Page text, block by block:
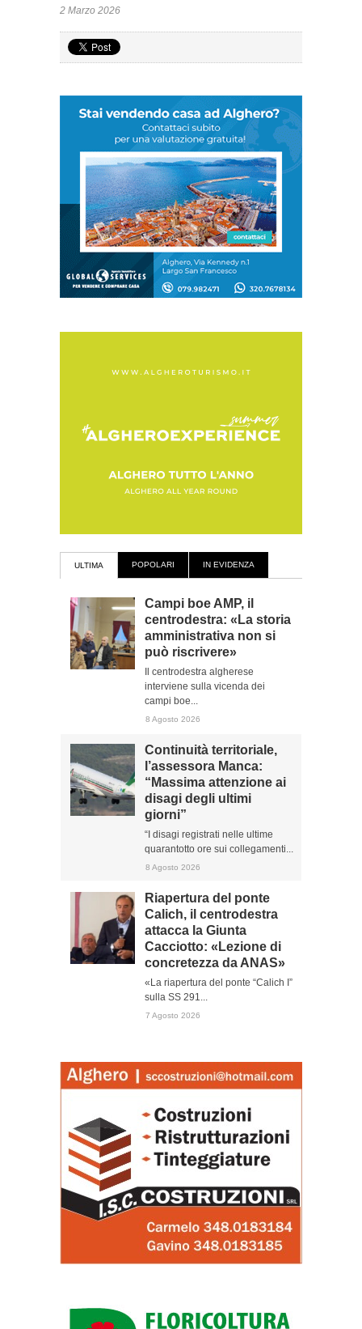
2 Marzo 2026
ULTIMA POPOLARI IN EVIDENZA
Campi boe AMP, il
centrodestra: «La storia
amministrativa non si
può riscrivere»
Il centrodestra algherese
interviene sulla vicenda dei
campi boe...
8 Agosto 2026
Continuità territoriale,
l’assessora Manca:
“Massima attenzione ai
disagi degli ultimi
giorni”
“I disagi registrati nelle ultime
quarantotto ore sui collegamenti...
8 Agosto 2026
Riapertura del ponte
Calich, il centrodestra
attacca la Giunta
Cacciotto: «Lezione di
concretezza da ANAS»
«La riapertura del ponte “Calich I”
sulla SS 291...
7 Agosto 2026